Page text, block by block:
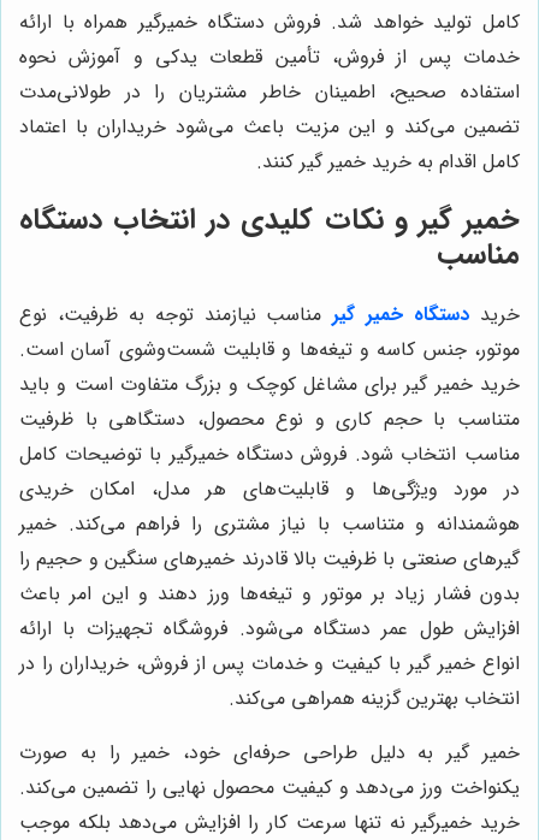
کامل تولید خواهد شد. فروش دستگاه خمیرگیر همراه با ارائه
خدمات پس از فروش، تأمین قطعات یدکی و آموزش نحوه
استفاده صحیح، اطمینان خاطر مشتریان را در طولانی‌مدت
تضمین می‌کند و این مزیت باعث می‌شود خریداران با اعتماد
کامل اقدام به خرید خمیر گیر کنند.
خمیر گیر و نکات کلیدی در انتخاب دستگاه
مناسب
خرید دستگاه خمیر گیر مناسب نیازمند توجه به ظرفیت، نوع
موتور، جنس کاسه و تیغه‌ها و قابلیت شست‌وشوی آسان است.
خرید خمیر گیر برای مشاغل کوچک و بزرگ متفاوت است و باید
متناسب با حجم کاری و نوع محصول، دستگاهی با ظرفیت
مناسب انتخاب شود. فروش دستگاه خمیرگیر با توضیحات کامل
در مورد ویژگی‌ها و قابلیت‌های هر مدل، امکان خریدی
هوشمندانه و متناسب با نیاز مشتری را فراهم می‌کند. خمیر
گیرهای صنعتی با ظرفیت بالا قادرند خمیرهای سنگین و حجیم را
بدون فشار زیاد بر موتور و تیغه‌ها ورز دهند و این امر باعث
افزایش طول عمر دستگاه می‌شود. فروشگاه تجهیزات با ارائه
انواع خمیر گیر با کیفیت و خدمات پس از فروش، خریداران را در
انتخاب بهترین گزینه همراهی می‌کند.
خمیر گیر به دلیل طراحی حرفه‌ای خود، خمیر را به صورت
یکنواخت ورز می‌دهد و کیفیت محصول نهایی را تضمین می‌کند.
خرید خمیرگیر نه تنها سرعت کار را افزایش می‌دهد بلکه موجب